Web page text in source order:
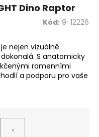
Dino Raptor
Kód: 9-12226
je nejen vizuálně
S anatomicky
ramenními
a podporu pro vaše
A